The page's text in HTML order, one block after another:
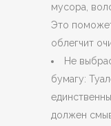
мусора,
Это
облегчит
Не
бумагу:
должен